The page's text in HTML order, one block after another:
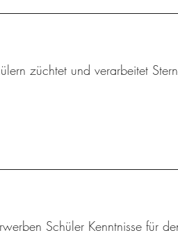
züchtet und verarbeitet
Schüler Kenntnisse für